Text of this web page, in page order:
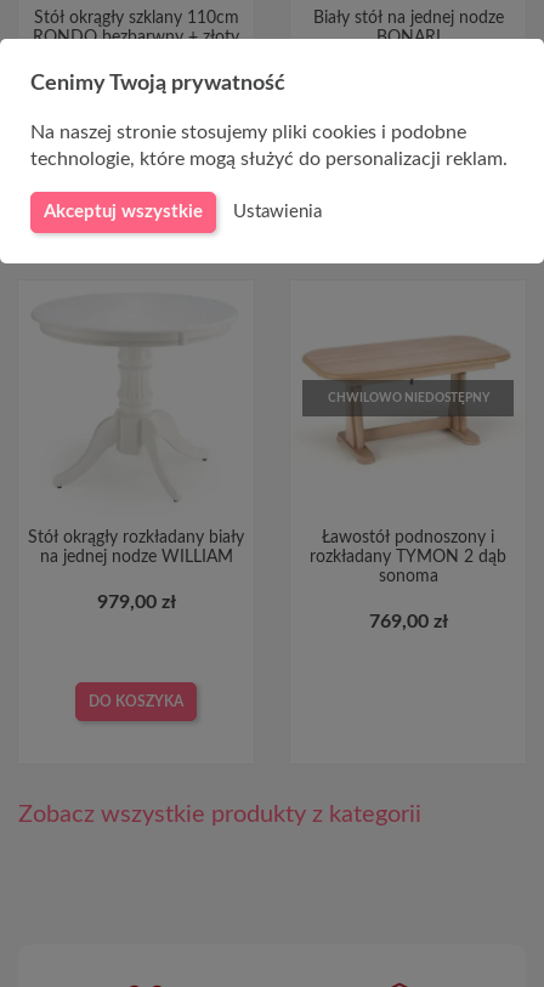
Stół okrągły szklany 110cm
RONDO bezbarwny + złoty
699,00 zł
Biały stół na jednej nodze
BONARI
Stół okrągły rozkładany biały
na jednej nodze WILLIAM
979,00 zł
DO KOSZYKA
CHWILOWO NIEDOSTĘPNY
Ławostół podnoszony i
rozkładany TYMON 2 dąb
sonoma
769,00 zł
Zobacz wszystkie produkty z kategorii
Cenimy Twoją prywatność
Na naszej stronie stosujemy pliki cookies i podobne
technologie, które mogą służyć do personalizacji reklam.
Akceptuj wszystkie Ustawienia